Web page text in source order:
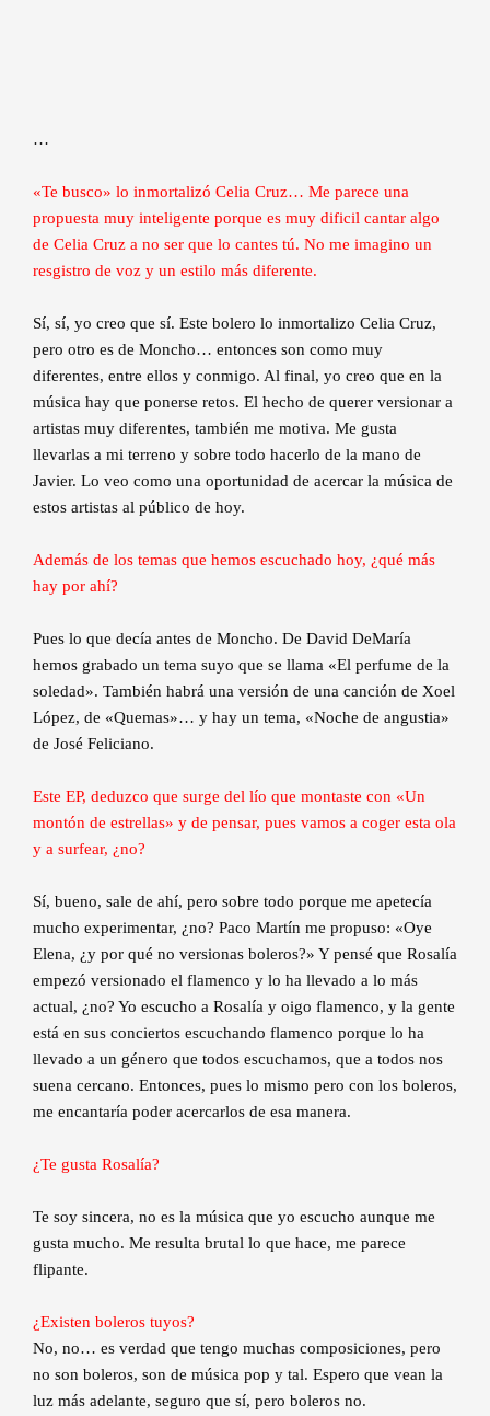
…
«Te busco» lo inmortalizó Celia Cruz… Me parece una
propuesta muy inteligente porque es muy dificil cantar algo
de Celia Cruz a no ser que lo cantes tú. No me imagino un
resgistro de voz y un estilo más diferente.
Sí, sí, yo creo que sí. Este bolero lo inmortalizo Celia Cruz,
pero otro es de Moncho… entonces son como muy
diferentes, entre ellos y conmigo. Al final, yo creo que en la
música hay que ponerse retos. El hecho de querer versionar a
artistas muy diferentes, también me motiva. Me gusta
llevarlas a mi terreno y sobre todo hacerlo de la mano de
Javier. Lo veo como una oportunidad de acercar la música de
estos artistas al público de hoy.
Además de los temas que hemos escuchado hoy, ¿qué más
hay por ahí?
Pues lo que decía antes de Moncho. De David DeMaría
hemos grabado un tema suyo que se llama «El perfume de la
soledad». También habrá una versión de una canción de Xoel
López, de «Quemas»… y hay un tema, «Noche de angustia»
de José Feliciano.
Este EP, deduzco que surge del lío que montaste con «Un
montón de estrellas» y de pensar, pues vamos a coger esta ola
y a surfear, ¿no?
Sí, bueno, sale de ahí, pero sobre todo porque me apetecía
mucho experimentar, ¿no? Paco Martín me propuso: «Oye
Elena, ¿y por qué no versionas boleros?» Y pensé que Rosalía
empezó versionado el flamenco y lo ha llevado a lo más
actual, ¿no? Yo escucho a Rosalía y oigo flamenco, y la gente
está en sus conciertos escuchando flamenco porque lo ha
llevado a un género que todos escuchamos, que a todos nos
suena cercano. Entonces, pues lo mismo pero con los boleros,
me encantaría poder acercarlos de esa manera.
¿Te gusta Rosalía?
Te soy sincera, no es la música que yo escucho aunque me
gusta mucho. Me resulta brutal lo que hace, me parece
flipante.
¿Existen boleros tuyos?
No, no… es verdad que tengo muchas composiciones, pero
no son boleros, son de música pop y tal. Espero que vean la
luz más adelante, seguro que sí, pero boleros no.